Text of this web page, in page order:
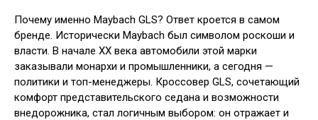
Почему именно Maybach GLS? Ответ кроется в самом
бренде. Исторически Maybach был символом роскоши и
власти. В начале XX века автомобили этой марки
заказывали монархи и промышленники, а сегодня —
политики и топ-менеджеры. Кроссовер GLS, сочетающий
комфорт представительского седана и возможности
внедорожника, стал логичным выбором: он отражает и